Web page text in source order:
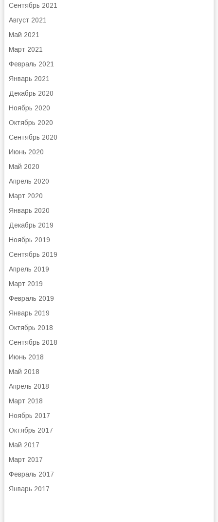
Сентябрь 2021
Август 2021
Май 2021
Март 2021
Февраль 2021
Январь 2021
Декабрь 2020
Ноябрь 2020
Октябрь 2020
Сентябрь 2020
Июнь 2020
Май 2020
Апрель 2020
Март 2020
Январь 2020
Декабрь 2019
Ноябрь 2019
Сентябрь 2019
Апрель 2019
Март 2019
Февраль 2019
Январь 2019
Октябрь 2018
Сентябрь 2018
Июнь 2018
Май 2018
Апрель 2018
Март 2018
Ноябрь 2017
Октябрь 2017
Май 2017
Март 2017
Февраль 2017
Январь 2017